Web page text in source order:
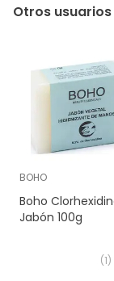
Otros
BOHO
Boho
Jabón 100g
(1)